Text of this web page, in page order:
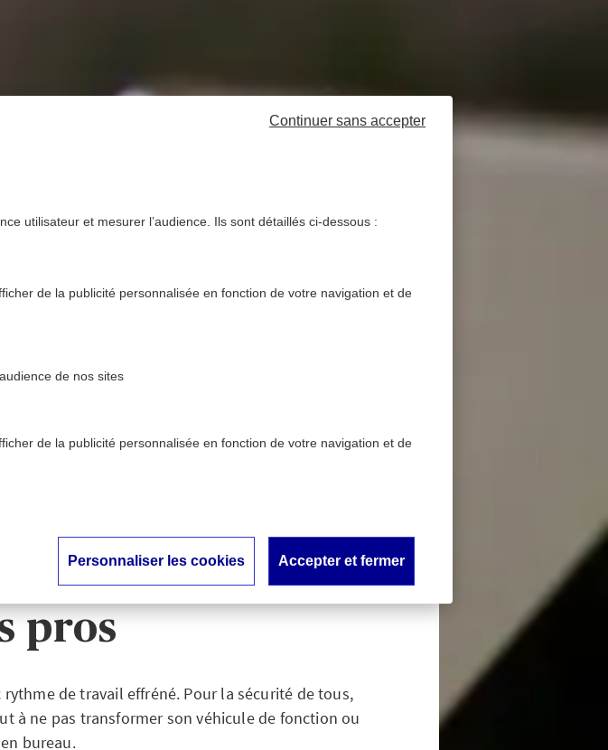
au volant et
risques lors des
pros
de travail effréné. Pour la sécurité de tous,
à ne pas transformer son véhicule de fonction ou
bureau.
utilisateur et mesurer l’audience. Ils sont détaillés ci-dessous :
de la publicité personnalisée en fonction de votre navigation et de
de nos sites
de la publicité personnalisée en fonction de votre navigation et de
Continuer sans accepter
Personnaliser les cookies Accepter et fermer